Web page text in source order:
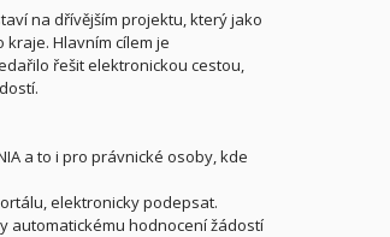
na dřívějším projektu, který jako
Hlavním cílem je
řešit elektronickou cestou,
a to i pro právnické osoby, kde
elektronicky podepsat.
automatickému hodnocení žádostí